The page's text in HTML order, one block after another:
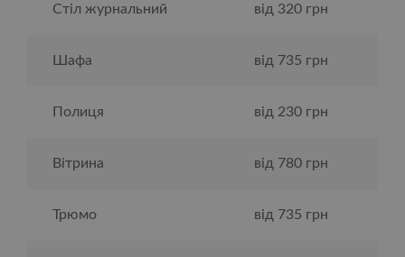
Стіл журнальний від 320 грн
Шафа від 735 грн
Полиця від 230 грн
Вітрина від 780 грн
Трюмо від 735 грн